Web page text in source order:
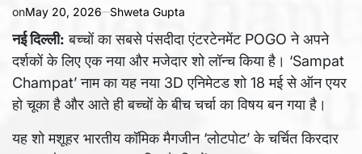
onMay 20, 2026 Shweta Gupta
नई दिल्ली: बच्चों का सबसे पंसदीदा एंटरटेनमेंट POGO ने अपने
दर्शकों के लिए एक नया और मजेदार शो लॉन्च किया है। ‘Sampat
Champat’ नाम का यह नया 3D एनिमेटड शो 18 मई से ऑन एयर
हो चूका है और आते ही बच्चों के बीच चर्चा का विषय बन गया है।
यह शो मशूहर भारतीय कॉमिक मैगजीन ‘लोटपोट’ के चर्चित किरदार